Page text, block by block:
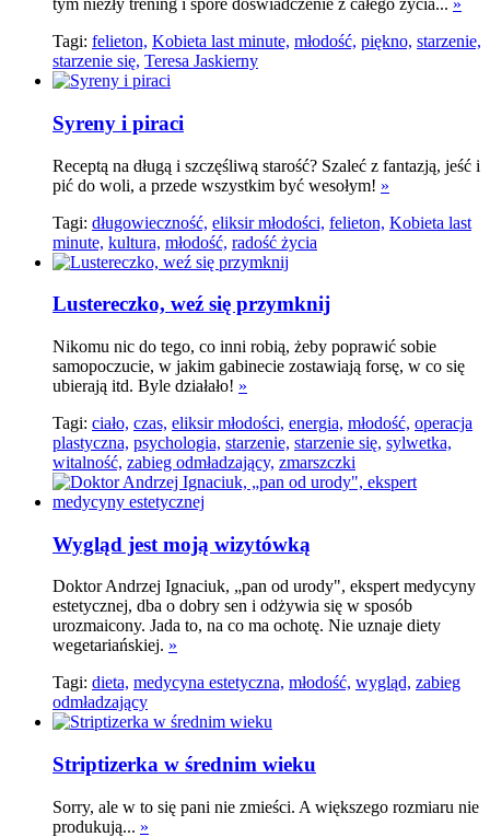
tym niezły trening i spore doświadczenie z całego życia... »
Tagi: felieton, Kobieta last minute, młodość, piękno, starzenie,
starzenie się, Teresa Jaskierny
Syreny i piraci
Receptą na długą i szczęśliwą starość? Szaleć z fantazją, jeść i
pić do woli, a przede wszystkim być wesołym! »
Tagi: długowieczność, eliksir młodości, felieton, Kobieta last
minute, kultura, młodość, radość życia
Lustereczko, weź się przymknij
Nikomu nic do tego, co inni robią, żeby poprawić sobie
samopoczucie, w jakim gabinecie zostawiają forsę, w co się
ubierają itd. Byle działało! »
Tagi: ciało, czas, eliksir młodości, energia, młodość, operacja
plastyczna, psychologia, starzenie, starzenie się, sylwetka,
witalność, zabieg odmładzający, zmarszczki
Wygląd jest moją wizytówką
Doktor Andrzej Ignaciuk, „pan od urody", ekspert medycyny
estetycznej, dba o dobry sen i odżywia się w sposób
urozmaicony. Jada to, na co ma ochotę. Nie uznaje diety
wegetariańskiej. »
Tagi: dieta, medycyna estetyczna, młodość, wygląd, zabieg
odmładzający
Striptizerka w średnim wieku
Sorry, ale w to się pani nie zmieści. A większego rozmiaru nie
produkują... »